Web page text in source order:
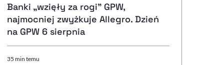
Sprawdź, jak i dlaczego zwiększamy dostępność , otwiera się w nowym
Deklaracja dostępności
Banki „wzięły za rogi" GPW,
najmocniej zwyżkuje Allegro. Dzień
na GPW 6 sierpnia
35 min temu